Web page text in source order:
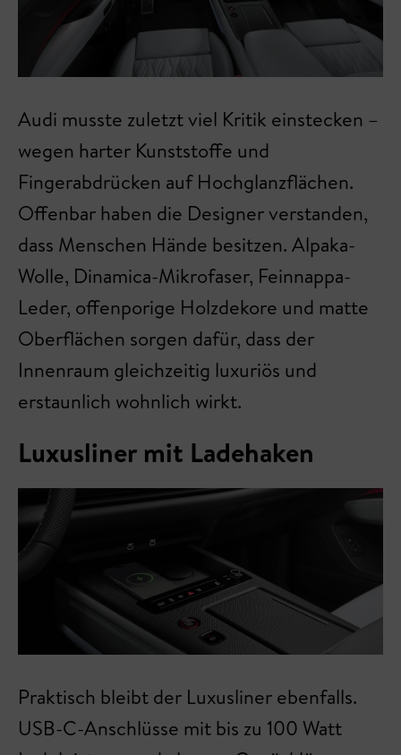
Audi musste zuletzt viel Kritik einstecken –
wegen harter Kunststoffe und
Fingerabdrücken auf Hochglanzflächen.
Offenbar haben die Designer verstanden,
dass Menschen Hände besitzen. Alpaka-
Wolle, Dinamica-Mikrofaser, Feinnappa-
Leder, offenporige Holzdekore und matte
Oberflächen sorgen dafür, dass der
Innenraum gleichzeitig luxuriös und
erstaunlich wohnlich wirkt.
Luxusliner mit Ladehaken
Praktisch bleibt der Luxusliner ebenfalls.
USB-C-Anschlüsse mit bis zu 100 Watt